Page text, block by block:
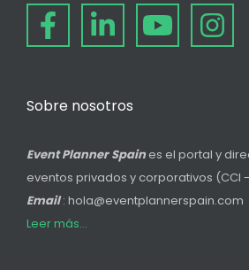
Sobre nosotros
Event Planner Spain es el portal y
eventos privados y corporativos (CCI -
Email: hola@eventplannerspain.com
Leer más...